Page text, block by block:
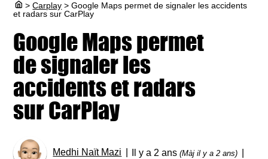
> Carplay > Google Maps permet de signaler les accidents
et radars sur CarPlay
Google Maps permet
de signaler les
accidents et radars
sur CarPlay
Medhi Naït Mazi Il y a 2 ans(Màj il y a 2 ans)